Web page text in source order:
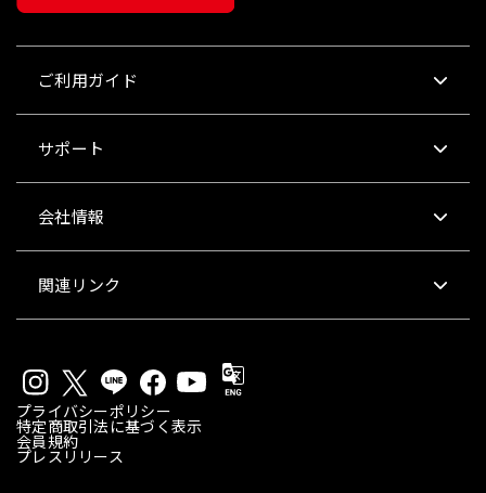
ご利用ガイド
サポート
会社情報
関連リンク
プライバシーポリシー
特定商取引法に基づく表示
会員規約
プレスリリース